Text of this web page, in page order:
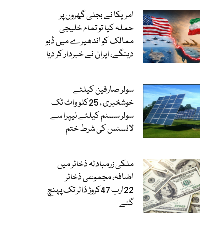
امریکا نے بجلی گھروں پر
حملہ کیا تو تمام خلیجی
ممالک کو اندھیرے میں ڈبو
دینگے، ایران نے خبردار کر دیا
سولر صارفین کیلئے
خوشخبری ، 25کلو واٹ تک
سولر سسٹم کیلئے نیپرا سے
لائسنس کی شرط ختم
ملکی زرمبادلہ ذخائر میں
اضافہ، مجموعی ذخائر
22ارب 47کروڑ ڈالر تک پہنچ
گئے